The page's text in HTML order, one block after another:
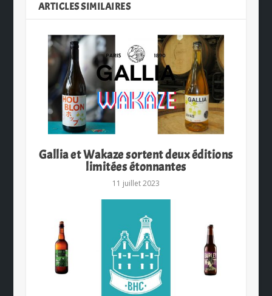
ARTICLES SIMILAIRES
Gallia et Wakaze sortent deux éditions
limitées étonnantes
11 juillet 2023